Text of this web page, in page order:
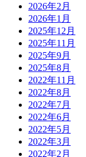
2026年2月
2026年1月
2025年12月
2025年11月
2025年9月
2025年8月
2022年11月
2022年8月
2022年7月
2022年6月
2022年5月
2022年3月
2022年2月